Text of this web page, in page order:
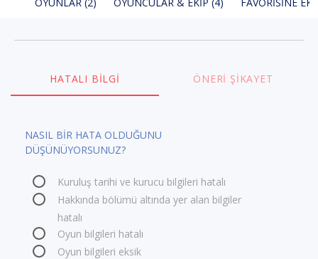
HATALI BILGI ÖNERI ŞIKAYET
NASIL BİR HATA OLDUĞUNU
DÜŞÜNÜYORSUNUZ?
Kuruluş tarihi ve kurucu bilgileri hatalı
Hakkında bölümü altında yer alan bilgiler
hatalı
Oyun bilgileri hatalı
Oyun bilgileri eksik